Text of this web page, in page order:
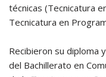
técnicas (Tecnicatura
Tecnicatura en
Recibieron su diploma
del Bachillerato en